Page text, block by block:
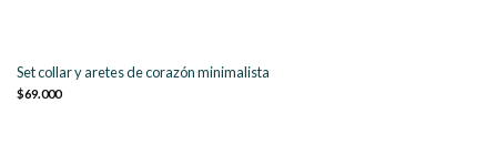
Set collar y aretes de corazón minimalista
$69.000